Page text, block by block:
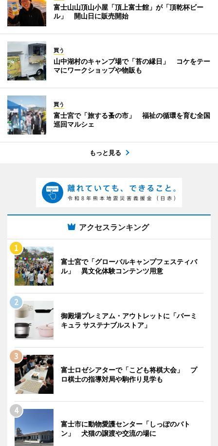
富士山山頂山小屋「頂上富士館」が「頂乾杯ビー
ル」 開山日に販売開始
買う
山中湖村のキャンプ場で「苔の縁日」 コケをテー
マにワークショップや物販も
買う
富士宮で「旅する蚤の市」 福祉の循環を育む全国
巡回マルシェ
もっと見る
アクセスランキング
富士宮で「グローバルキャンプフェスティバ
ル」 異文化体験コンテンツ用意
御殿場プレミアム・アウトレットに「バーミ
キュラ サステナブルストア」
富士ロゼシアターで「こども将棋大会」 プ
ロ棋士の指導対局や駒作り見学も
富士市に動物愛護センター「しっぽのバト
ン」 犬猫の譲渡や交流の場に